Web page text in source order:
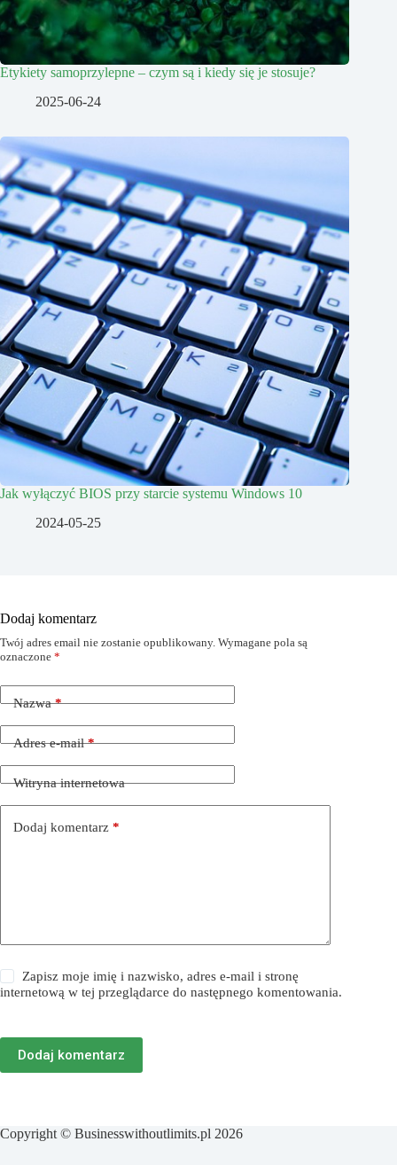
Etykiety samoprzylepne – czym są i kiedy się je stosuje?
2025-06-24
Jak wyłączyć BIOS przy starcie systemu Windows 10
2024-05-25
Dodaj komentarz
Twój adres email nie zostanie opublikowany. Wymagane pola są
oznaczone *
Nazwa*
Adres e-mail*
Witryna internetowa
Dodaj komentarz *
Zapisz moje imię i nazwisko, adres e-mail i stronę
internetową w tej przeglądarce do następnego komentowania.
Dodaj komentarz
Copyright © Businesswithoutlimits.pl 2026